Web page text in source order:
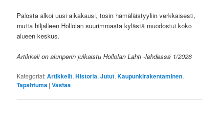
Palosta alkoi uusi aikakausi, tosin hämäläistyyliin verkkaisesti,
mutta hiljalleen Hollolan suurimmasta kylästä muodostui koko
alueen keskus.
Artikkeli on alunperin julkaistu Hollolan Lahti -lehdessä 1/2026
Kategoriat:Artikkelit,Historia,Jutut,Kaupunkirakentaminen,
Tapahtuma |Vastaa